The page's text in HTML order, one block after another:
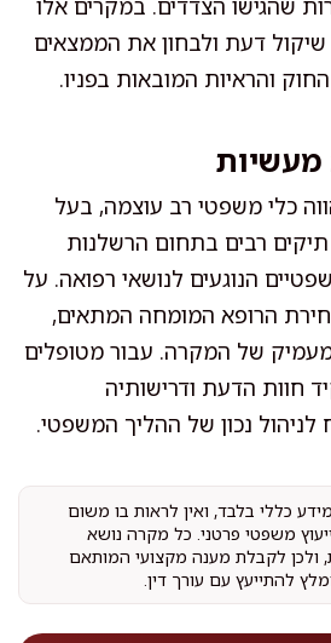
דעת ולבחון את הממצאים
והראיות המובאות בפניו.
מעשיות
כלי משפטי רב עוצמה, בעל
רבים בתחום הרשלנות
הנוגעים לנושאי רפואה. על
הרופא המומחה המתאים,
מעמיק של המקרה. עבור מטופלים
חוות הדעת ודרישותיה
נכון של ההליך המשפטי.
כללי בלבד, ואין לראות בו משום
משפטי פרטני. כל מקרה נושא
ולכן לקבלת מענה מקצועי המותאם
להתייעץ עם עורך דין.